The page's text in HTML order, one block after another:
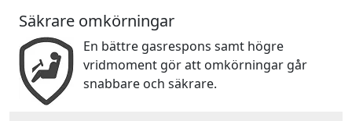
Säkrare omkörningar
En bättre gasrespons samt högre
vridmoment gör att omkörningar går
snabbare och säkrare.